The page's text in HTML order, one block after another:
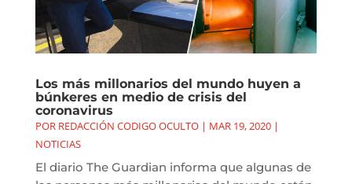
Los más millonarios del mundo huyen a
búnkeres en medio de crisis del
coronavirus
POR REDACCIÓN CODIGO OCULTO| MAR 19, 2020|
NOTICIAS
El diario The Guardian informa que algunas de